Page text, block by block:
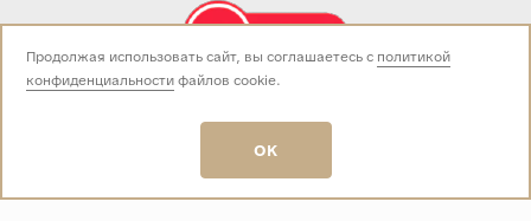
Звоните нам:
пн-вс 10:00 - 19:00
E-mail:
info@baza-plitki.ru
Продолжая использовать сайт, вы соглашаетесь с политикой
конфиденциальностифайлов cookie.
OK